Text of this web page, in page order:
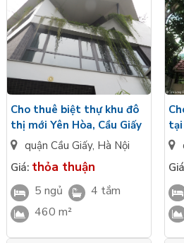
Cho thuê biệt thự khu đô
thị mới Yên Hòa, Cầu Giấy
quận Cầu Giấy, Hà Nội
Giá: thỏa thuận
5 ngủ
4 tắm
460 m²
tại